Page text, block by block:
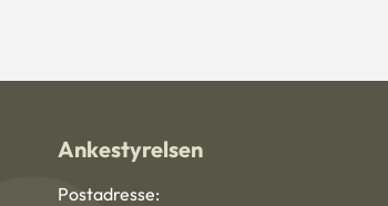
Ankestyrelsen
Postadresse: